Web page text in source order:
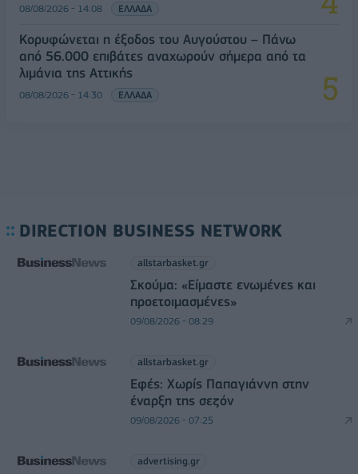
08/08/2026 - 14:08 ΕΛΛΑΔΑ
Κορυφώνεται η έξοδος του Αυγούστου – Πάνω
από 56.000 επιβάτες αναχωρούν σήμερα από τα
λιμάνια της Αττικής
08/08/2026 - 14:30 ΕΛΛΑΔΑ
DIRECTION BUSINESS NETWORK
allstarbasket.gr
Σκούμα: «Είμαστε ενωμένες και
προετοιμασμένες»
09/08/2026 - 08:29
allstarbasket.gr
Εφές: Χωρίς Παπαγιάννη στην
έναρξη της σεζόν
09/08/2026 - 07:25
advertising.gr